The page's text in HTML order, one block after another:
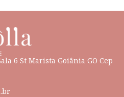
6 St Marista Goiânia GO Cep